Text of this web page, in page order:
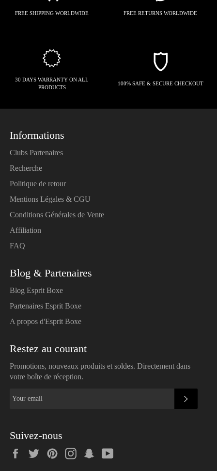
FREE SHIPPING WORLDWIDE FREE RETURNS WORLDWIDE
30 DAYS WARRANTY ON ALL
PRODUCTS
100% SAFE & SECURE CHECKOUT
Informations
Clubs Partenaires
Recherche
Politique de retour
Mentions Légales & CGU
Conditions Générales de Vente
Affiliation
FAQ
Blog & Partenaires
Blog Esprit Boxe
Partenaires Esprit Boxe
A propos d'Esprit Boxe
Restez au courant
Promotions, nouveaux produits et soldes. Directement dans
votre boîte de réception.
Suivez-nous
FacebookTwitterPinterestInstagramSnapchat